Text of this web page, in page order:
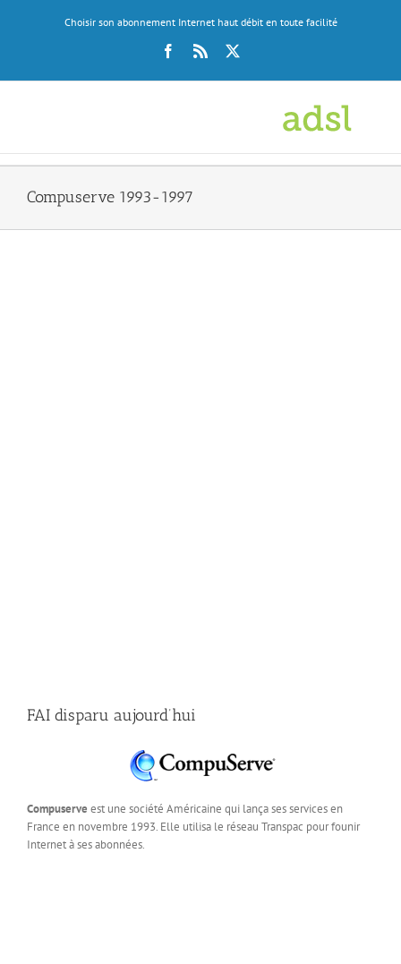
Choisir son abonnement Internet haut débit en toute facilité
Facebook
Rss
Compuserve 1993-1997
FAI disparu aujourd’hui
Compuserve est une société Américaine qui lança ses services en
France en novembre 1993. Elle utilisa le réseau Transpac pour founir
Internet à ses abonnées.